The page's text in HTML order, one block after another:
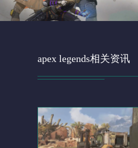
apex legends相关资讯